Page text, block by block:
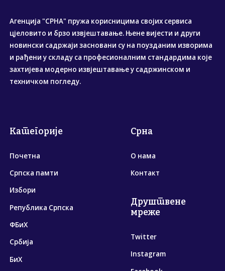
Агенција "СРНА" пружа корисницима својих сервиса
цјеловито и брзо извјештавање. Њене вијести и други
новински садржаји засновани су на поузданим изворима
и рађени у складу са професионалним стандардима које
захтијева модерно извјештавање у садржинском и
техничком погледу.
Категорије
Почетна
Српска памти
Избори
Република Српска
ФБиХ
Србија
БиХ
Срна
О нама
Контакт
Друштвене
мреже
Twitter
Instagram